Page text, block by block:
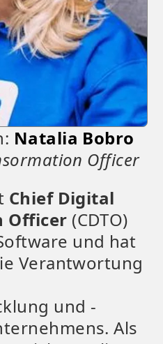
Natalia Bobro
Officer
Chief Digital
Officer (CDTO)
und hat
Verantwortung
und -
Als